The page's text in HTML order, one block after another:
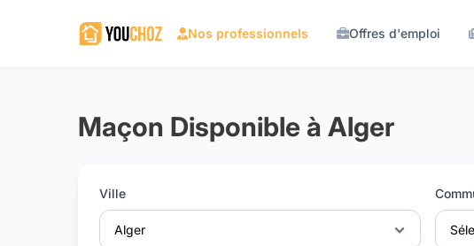
Nos professionnels Offres d'emploi
Maçon Disponible à Alger
Ville
Alger